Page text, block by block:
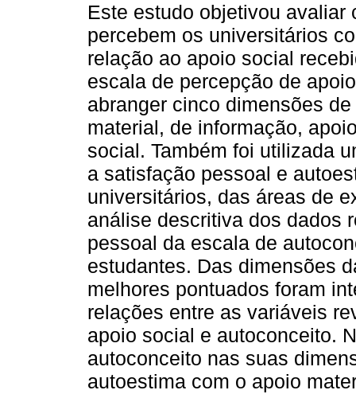
Este estudo objetivou avaliar
percebem os universitários
relação ao apoio social
escala de percepção de
abranger cinco dimensões
material, de informação,
social. Também foi utilizada
a satisfação pessoal e
universitários, das áreas de
análise descritiva dos dados
pessoal da escala de
estudantes. Das dimensões
melhores pontuados foram
relações entre as variáveis
apoio social e autoconceito.
autoconceito nas suas
autoestima com o apoio